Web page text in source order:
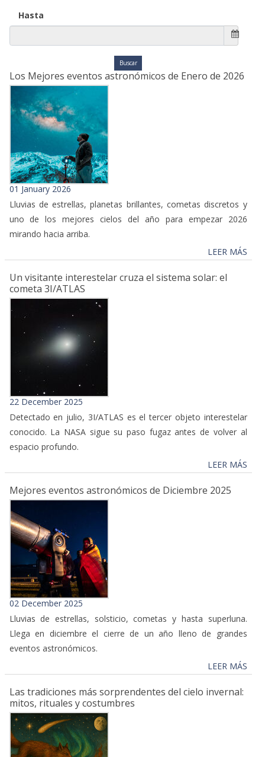
Hasta
Los Mejores eventos astronómicos de Enero de 2026
01 January 2026
Lluvias de estrellas, planetas brillantes, cometas discretos y
uno de los mejores cielos del año para empezar 2026
mirando hacia arriba.
LEER MÁS
Un visitante interestelar cruza el sistema solar: el
cometa 3I/ATLAS
22 December 2025
Detectado en julio, 3I/ATLAS es el tercer objeto interestelar
conocido. La NASA sigue su paso fugaz antes de volver al
espacio profundo.
LEER MÁS
Mejores eventos astronómicos de Diciembre 2025
02 December 2025
Lluvias de estrellas, solsticio, cometas y hasta superluna.
Llega en diciembre el cierre de un año lleno de grandes
eventos astronómicos.
LEER MÁS
Las tradiciones más sorprendentes del cielo invernal:
mitos, rituales y costumbres